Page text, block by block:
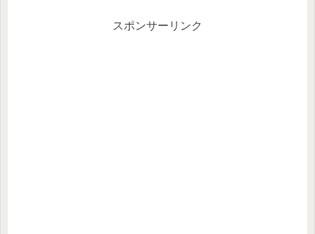
スポンサーリンク